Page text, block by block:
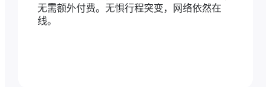
无需额外付费。无惧行程突变，网络依然在
线。